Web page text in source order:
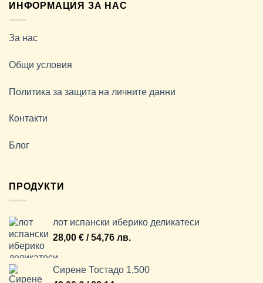
ИНФОРМАЦИЯ ЗА НАС
За нас
Общи условия
Политика за защита на личните данни
Контакти
Блог
ПРОДУКТИ
лот испански иберико деликатеси
28,00 € / 54,76 лв.
Сирене Тостадо 1,500